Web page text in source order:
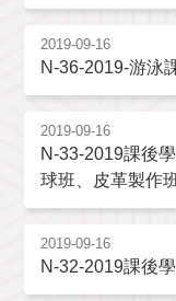
2019-09-16
N-36-2019-游泳
2019-09-16
N-33-2019課後
球班、皮革製作
2019-09-16
N-32-2019課後